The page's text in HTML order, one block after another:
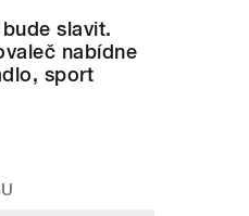
slavit.
nabídne
sport